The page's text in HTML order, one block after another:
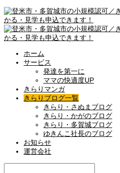
ホーム
サービス
発達を第一に
ママの快適度UP
きらりマンガ
きらりブログ一覧
きらり・さぬまブログ
きらり・かがのブログ
きらり・多賀城ブログ
ゆきんこ社長のブログ
お知らせ
運営会社